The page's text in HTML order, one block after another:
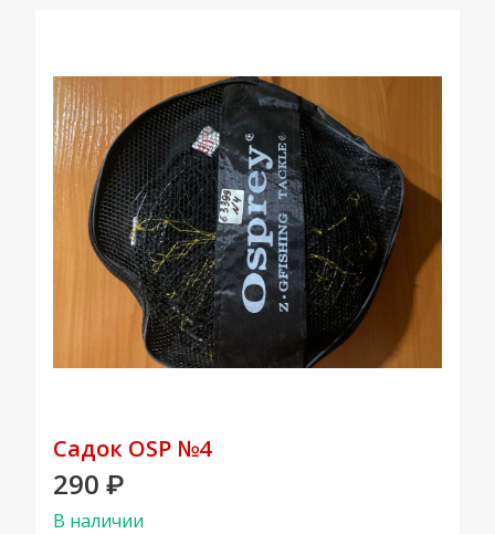
Садок OSP №4
290 ₽
В наличии